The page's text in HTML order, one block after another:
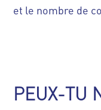
et le nombre de
PEUX-TU